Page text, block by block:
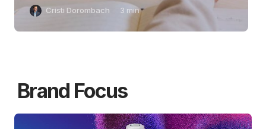
Cristi Dorombach 3 min
Brand Focus